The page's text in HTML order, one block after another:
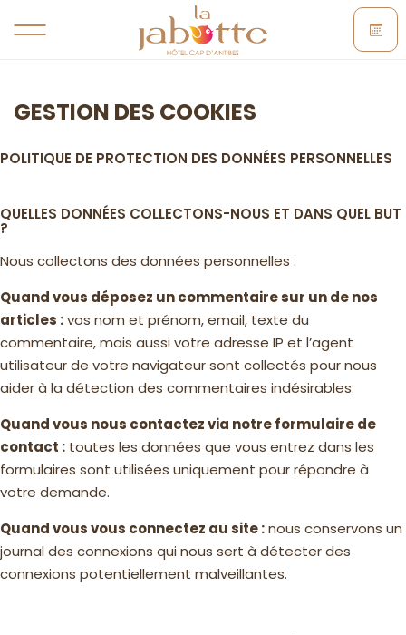
GESTION DES COOKIES
POLITIQUE DE PROTECTION DES DONNÉES PERSONNELLES
QUELLES DONNÉES COLLECTONS-NOUS ET DANS QUEL BUT
?
Nous collectons des données personnelles :
Quand vous déposez un commentaire sur un de nos
articles :vos nom et prénom, email, texte du
commentaire, mais aussi votre adresse IP et l’agent
utilisateur de votre navigateur sont collectés pour nous
aider à la détection des commentaires indésirables.
Quand vous nous contactez via notre formulaire de
contact : toutes les données que vous entrez dans les
formulaires sont utilisées uniquement pour répondre à
votre demande.
Quand vous vous connectez au site :nous conservons un
journal des connexions qui nous sert à détecter des
connexions potentiellement malveillantes.